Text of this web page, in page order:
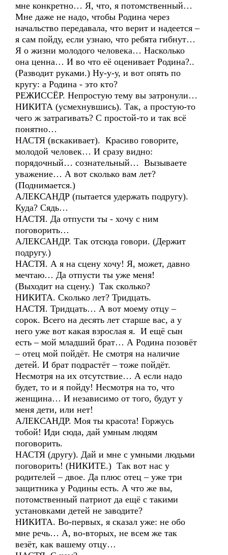
мне конкретно… Я, что, я потомственный…
Мне даже не надо, чтобы Родина через
начальство передавала, что верит и надеется –
я сам пойду, если узнаю, что ребята гибнут…
Я о жизни молодого человека… Насколько
она ценна… И во что её оценивает Родина?..
(Разводит руками.) Ну-у-у, и вот опять по
кругу: а Родина - это кто?
РЕЖИССЁР. Непростую тему вы затронули…
НИКИТА (усмехнувшись). Так, а простую-то
чего ж затрагивать? С простой-то и так всё
понятно…
НАСТЯ (вскакивает). Красиво говорите,
молодой человек… И сразу видно:
порядочный… сознательный… Вызываете
уважение… А вот сколько вам лет?
(Поднимается.)
АЛЕКСАНДР (пытается удержать подругу).
Куда? Сядь…
НАСТЯ. Да отпусти ты - хочу с ним
поговорить…
АЛЕКСАНДР. Так отсюда говори. (Держит
подругу.)
НАСТЯ. А я на сцену хочу! Я, может, давно
мечтаю… Да отпусти ты уже меня!
(Выходит на сцену.) Так сколько?
НИКИТА. Сколько лет? Тридцать.
НАСТЯ. Тридцать… А вот моему отцу –
сорок. Всего на десять лет старше вас, а у
него уже вот какая взрослая я. И ещё сын
есть – мой младший брат… А Родина позовёт
– отец мой пойдёт. Не смотря на наличие
детей. И брат подрастёт – тоже пойдёт.
Несмотря на их отсутствие… А если надо
будет, то и я пойду! Несмотря на то, что
женщина… И независимо от того, будут у
меня дети, или нет!
АЛЕКСАНДР. Моя ты красота! Горжусь
тобой! Иди сюда, дай умным людям
поговорить.
НАСТЯ (другу). Дай и мне с умными людьми
поговорить! (НИКИТЕ.) Так вот нас у
родителей – двое. Да плюс отец – уже три
защитника у Родины есть. А что же вы,
потомственный патриот да ещё с такими
установками детей не заводите?
НИКИТА. Во-первых, я сказал уже: не обо
мне речь… А, во-вторых, не всем же так
везёт, как вашему отцу…